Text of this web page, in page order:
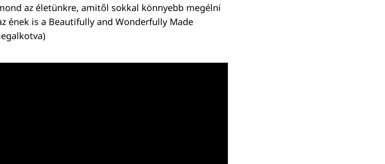
az életünkre, amitől sokkal könnyebb megélni
ének is a Beautifully and Wonderfully Made